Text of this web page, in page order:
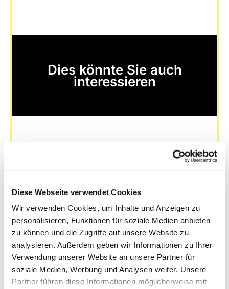
Diese Webseite verwendet Cookies
Wir verwenden Cookies, um Inhalte und Anzeigen zu
personalisieren, Funktionen für soziale Medien anbieten
zu können und die Zugriffe auf unsere Website zu
analysieren. Außerdem geben wir Informationen zu Ihrer
Verwendung unserer Website an unsere Partner für
soziale Medien, Werbung und Analysen weiter. Unsere
Partner führen diese Informationen möglicherweise mit
Dies könnte Sie auch
interessieren